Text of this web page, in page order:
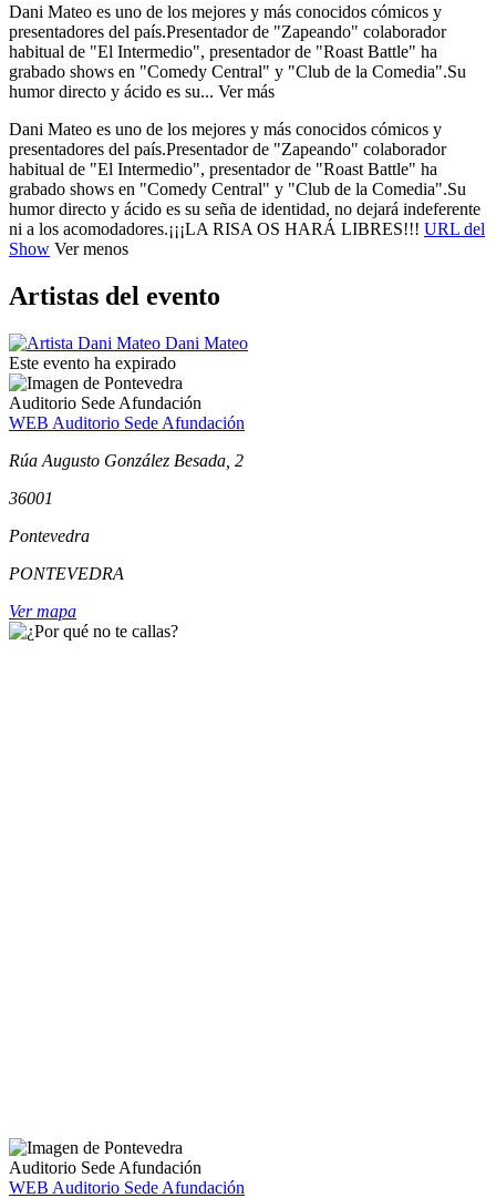
Dani Mateo es uno de los mejores y más conocidos cómicos y
presentadores del país.Presentador de "Zapeando" colaborador
habitual de "El Intermedio", presentador de "Roast Battle" ha
grabado shows en "Comedy Central" y "Club de la Comedia".Su
humor directo y ácido es su... Ver más
Dani Mateo es uno de los mejores y más conocidos cómicos y
presentadores del país.Presentador de "Zapeando" colaborador
habitual de "El Intermedio", presentador de "Roast Battle" ha
grabado shows en "Comedy Central" y "Club de la Comedia".Su
humor directo y ácido es su seña de identidad, no dejará indeferente
ni a los acomodadores.¡¡¡LA RISA OS HARÁ LIBRES!!! URL del
Show Ver menos
Artistas del evento
Dani Mateo
Este evento ha expirado
Auditorio Sede Afundación
WEB Auditorio Sede Afundación
Rúa Augusto González Besada, 2
36001
Pontevedra
PONTEVEDRA
Ver mapa
Auditorio Sede Afundación
WEB Auditorio Sede Afundación